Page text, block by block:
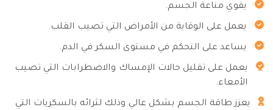
يقوي مناعة الجسم.
يعمل على الوقاية من الأمراض التي تصيب القلب.
يساعد على التحكم في مستوى السكر في الدم.
يعمل على تقليل حالات الإمساك والاضطرابات التي تصيب
الأمعاء.
يعزز طاقة الجسم بشكل عالي وذلك لثرائه بالسكريات التي